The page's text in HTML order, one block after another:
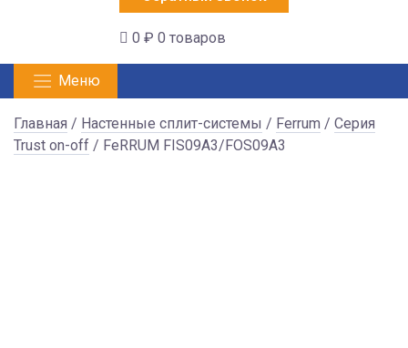
0 ₽ 0 товаров
Меню
Главная / Настенные сплит-системы / Ferrum / Серия
Trust on-off / FeRRUM FIS09A3/FOS09A3